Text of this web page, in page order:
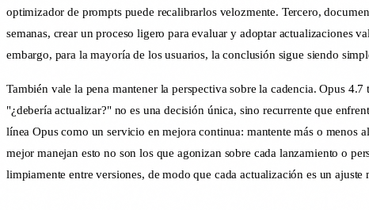
optimizador de prompts puede recalibrarlos velozmente. Tercero,
semanas, crear un proceso ligero para evaluar y adoptar actualizaciones
embargo, para la mayoría de los usuarios, la conclusión sigue siendo
También vale la pena mantener la perspectiva sobre la cadencia. Opus
"¿debería actualizar?" no es una decisión única, sino recurrente que
línea Opus como un servicio en mejora continua: mantente más o menos
mejor manejan esto no son los que agonizan sobre cada lanzamiento o
limpiamente entre versiones, de modo que cada actualización es un